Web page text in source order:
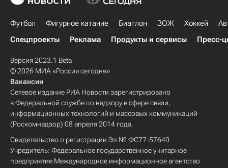
Футбол Фигурное катание Биатлон ЗОЖ Хоккей
Спецпроекты
Реклама Продукты и сервисы Пресс-
Версия 2023.1 Beta
© 2026 МИА «Россия сегодня»
Вакансии
Сетевое издание РИА Новости зарегистрировано
в Федеральной службе по надзору в сфере связи,
информационных технологий и массовых коммуникаций
(Роскомнадзор) 08 апреля 2014 года.
Свидетельство о регистрации Эл № ФС77-57640
Учредитель: Федеральное государственное унитарное
предприятие Международное информационное агентство